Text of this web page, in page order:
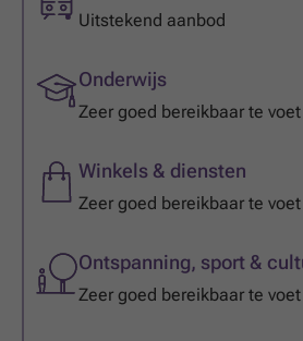
Uitstekend aanbod
Onderwijs
Zeer goed bereikbaar te
Winkels & diensten
Zeer goed bereikbaar te
Ontspanning, sport &
Zeer goed bereikbaar te